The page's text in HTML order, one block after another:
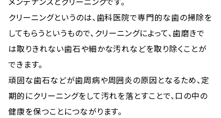
クリーニングというのは、歯科医院で専門的な歯の掃除を
してもらうというもので、クリーニングによって、歯磨きで
は取りきれない歯石や細かな汚れなどを取り除くことが
できます。
頑固な歯石などが歯周病や周囲炎の原因となるため、定
期的にクリーニングをして汚れを落とすことで、口の中の
健康を保つことにつながります。